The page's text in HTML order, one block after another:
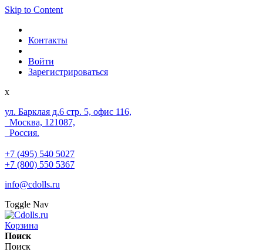
Skip to Content
Контакты
Войти
Зарегистрироваться
x
ул. Барклая д.6 стр. 5, офис 116,
Москва, 121087,
Россия.
+7 (495) 540 5027
+7 (800) 550 5367
info@cdolls.ru
Toggle Nav
Корзина
Поиск
Поиск